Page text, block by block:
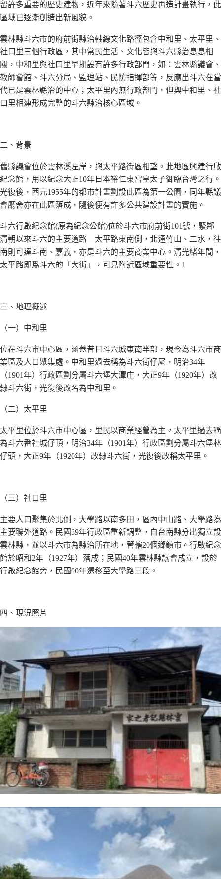
留許多重要的歷史建物，近年來隨著斗六歷史再造計畫執行，此
區域已逐漸創造出新風貌。
雲林縣斗六市的府前街縣治軸線文化路徑包含中和里、太平里、
社口里三個行政區，其中常民生活、文化皆與斗六縣治息息相
關，中和里與社口里早期設有許多行政部門，如：雲林縣議會、
教師會館、斗六分局、監理站、民防指揮部等，反應出斗六在當
代已是雲林縣治的中心；太平里內無行政部門，但與中和里、社
口里相連形成完整的斗六縣治核心區域。
二、背景
舊縣議會位於雲林溪左岸，與太平路街區相望。此地區興建行啟
紀念館，用以紀念大正10年日本裕仁東宮皇太子御臨台灣之行。
光復後，西元1955年的都市計畫劃設此區為第一公園，同年縣議
會廳舍亦在此區落成，隨後便有許多公共建設計畫的實施。
斗六行啟紀念館(原為紀念公館)位於斗六市府前街101號，緊鄰
清朝以來斗六的主要道路—太平路東南側，北通竹山、二水，往
南則可達斗南、嘉義，亦是斗六的主要商業中心。清光緒年間，
太平路即爲斗六的「大街」，可見附近區域重要性。1
三、地理概述
（一）中和里
位在斗六市中心區，涵蓋昔日斗六城東南半部，現今為斗六市商
業區及人口聚集處。中和里過去稱為斗六街仔尾，明治34年
（1901年）行政區劃分屬斗六堡大潭庄，大正9年（1920年）改
隸斗六街，光復後改名為中和里。
（二）太平里
太平里位於斗六市中心區，里民以商業經營為主。太平里過去稱
為斗六番社城仔頂，明治34年（1901年）行政區劃分屬斗六堡林
仔頭，大正9年（1920年）改隸斗六街，光復後改稱太平里。
（三）社口里
主要人口聚集於北側，大學路以南多田，區內中山路、大學路為
主要聯外道路。民國39年行政區重新調整，自台南縣分出獨立設
雲林縣，並以斗六市為縣治所在地，管轄20個鄉鎮市。行啟紀念
館於昭和2年（1927年）落成；民國40年雲林縣議會成立，設於
行啟紀念館旁，民國90年遷移至大學路三段。
四、現況照片